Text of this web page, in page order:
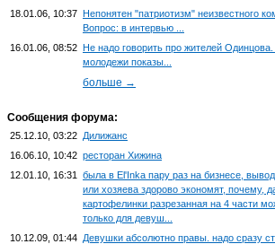
18.01.06, 10:37 Непонятен "патриотизм" неизвестного
Вопрос: в интервью ...
16.01.06, 08:52 Не надо говорить про жителей
молодежи показы...
больше →
Сообщения форума:
25.12.10, 03:22 Дилижанс
16.06.10, 10:42 ресторан Хижина
12.01.10, 16:31
была в El'Inka пару раз на бизнесе,
или хозяева здорово экономят, почему,
картофелинки разрезанная на 4 части
только для девуш...
10.12.09, 01:44 Девушки абсолютно правы. надо сразу